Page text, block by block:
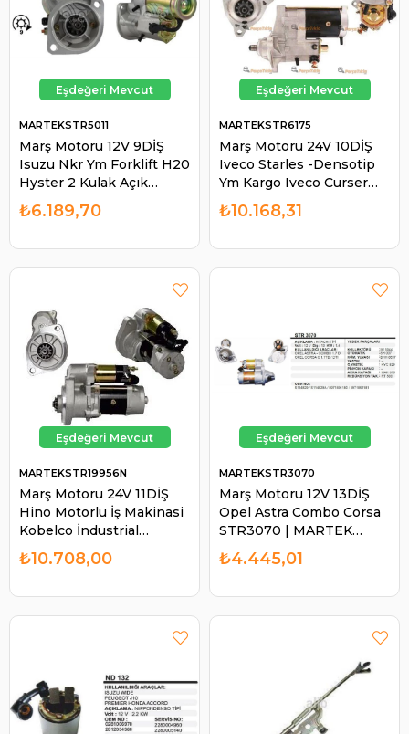
Marş Motoru 12V 9DİŞ
Isuzu Nkr Ym Forklift H20
Hyster 2 Kulak Açık
Pinyon Forklift Jeep J9
Premier | MARTEK
MARTEKSTR5011
₺6.189,70
Marş Motoru 24V 10DİŞ
Iveco Starles -Densotip
Ym Kargo Iveco Curser
Starlis Trakker 380
DSN940 STR6175
MARTEKSTR6175
₺10.168,31
Marş Motoru 24V 11DİŞ
Hino Motorlu İş Makinasi
Kobelco İndustrial
Engines STR6155 19956N
STR19956N | MARTEK
MARTEKSTR19956N
₺10.708,00
Marş Motoru 12V 13DİŞ
Opel Astra Combo Corsa
STR3070 | MARTEK
STR3070
MARTEKSTR3070
₺4.445,01